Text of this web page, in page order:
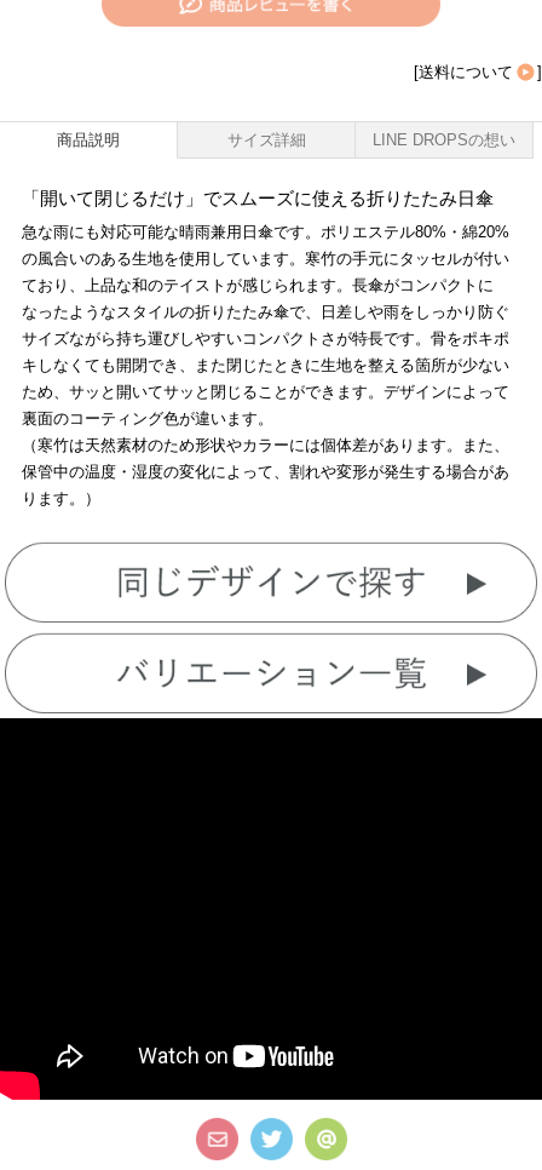
[送料について ]
商品説明 サイズ詳細 LINE DROPSの想い
「開いて閉じるだけ」でスムーズに使える折りたたみ日傘
急な雨にも対応可能な晴雨兼用日傘です。ポリエステル80%・綿20%
の風合いのある生地を使用しています。寒竹の手元にタッセルが付い
ており、上品な和のテイストが感じられます。長傘がコンパクトに
なったようなスタイルの折りたたみ傘で、日差しや雨をしっかり防ぐ
サイズながら持ち運びしやすいコンパクトさが特長です。骨をポキポ
キしなくても開閉でき、また閉じたときに生地を整える箇所が少ない
ため、サッと開いてサッと閉じることができます。デザインによって
裏面のコーティング色が違います。
（寒竹は天然素材のため形状やカラーには個体差があります。また、
保管中の温度・湿度の変化によって、割れや変形が発生する場合があ
ります。）